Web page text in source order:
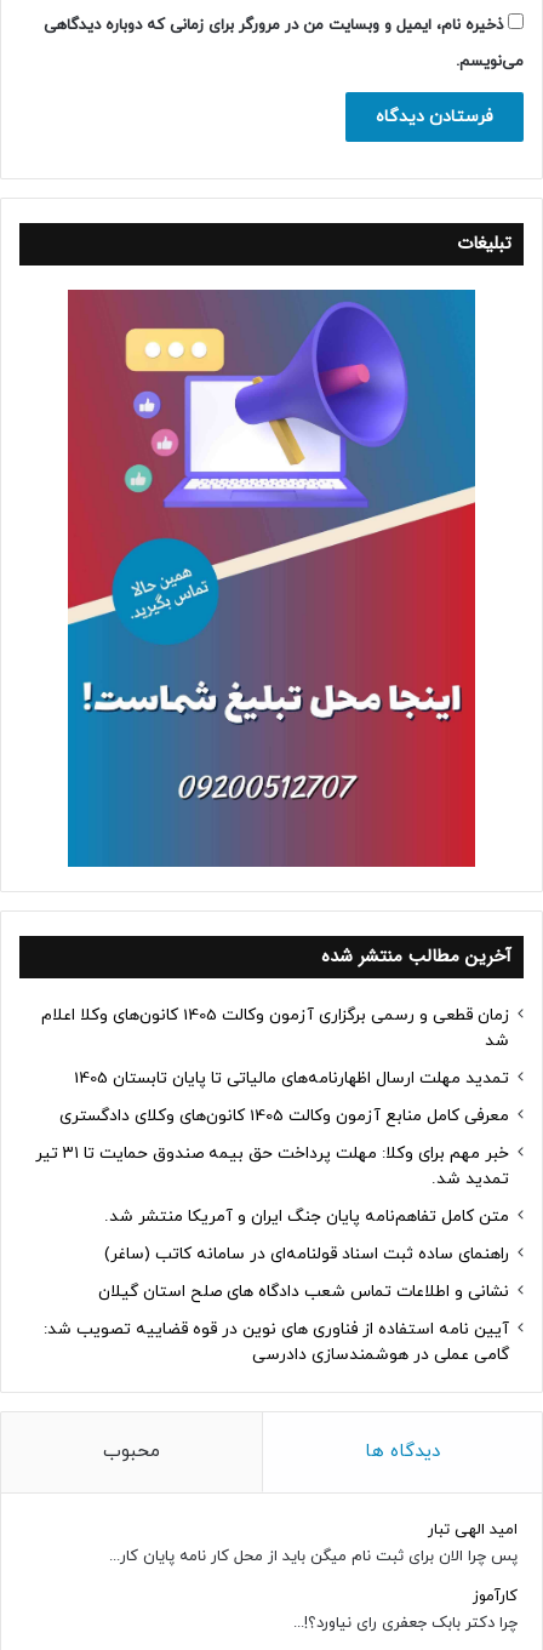
ذخیره نام، ایمیل و وبسایت من در مرورگر برای زمانی که دوباره دیدگاهی
می‌نویسم.
تبلیغات
آخرین مطالب منتشر شده
زمان قطعی و رسمی برگزاری آزمون وکالت 1405 کانون‌های وکلا اعلام
شد
تمدید مهلت ارسال اظهارنامه‌های مالیاتی تا پایان تابستان 1405
معرفی کامل منابع آزمون وکالت 1405 کانون‌های وکلای دادگستری
خبر مهم برای وکلا: مهلت پرداخت حق بیمه صندوق حمایت تا ۳۱ تیر
تمدید شد.
متن کامل تفاهم‌نامه پایان جنگ ایران و آمریکا منتشر شد.
راهنمای ساده ثبت اسناد قولنامه‌ای در سامانه کاتب (ساغر)
نشانی و اطلاعات تماس شعب دادگاه های صلح استان گیلان
آیین نامه استفاده از فناوری های نوین در قوه قضاییه تصویب شد:
گامی عملی در هوشمندسازی دادرسی
دیدگاه ها محبوب
امید الهی تبار
پس چرا الان برای ثبت نام میگن باید از محل کار نامه پایان کار...
کارآموز
چرا دکتر بابک جعفری رای نیاورد؟!...